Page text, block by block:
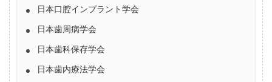
日本口腔インプラント学会
日本歯周病学会
日本歯科保存学会
日本歯内療法学会